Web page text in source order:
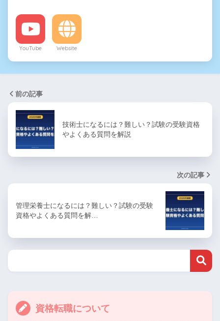
YouTube Website
前の記事
技術士になるには？難しい？試験の受験資格
やよくある質問を解説
次の記事
管理栄養士になるには？難しい？試験の受験
資格やよくある質問を解…
資格転職について